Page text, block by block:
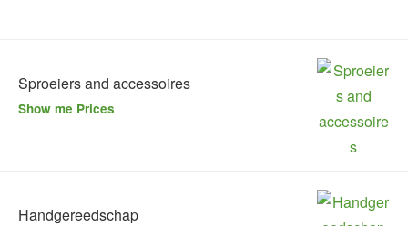
Sproeiers and accessoires
Show me Prices
Handgereedschap